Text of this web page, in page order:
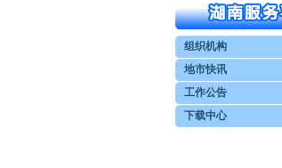
组织机构
地市快讯
工作公告
下载中心